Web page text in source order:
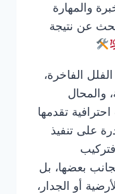
والمهارة
عن نتيجة
الفاخرة،
والمحال
تقدمها
على تنفيذ
بعضها، بل
أو الجدار،